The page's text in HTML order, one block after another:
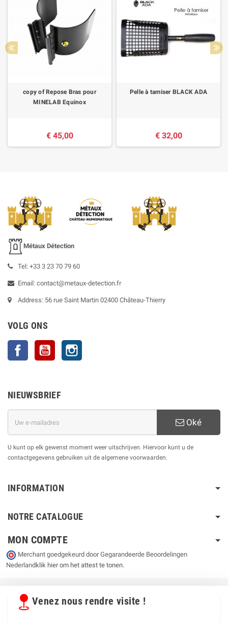
copy of Repose Bras pour
MINELAB Equinox
€ 45,00
Pelle à tamiser BLACK ADA
€ 32,00
Métaux Détection
Tel: +33 3 23 70 79 60
Email: contact@metaux-detection.fr
Address: 56 rue Saint Martin 02400 Château-Thierry
VOLG ONS
Facebook YouTube
NIEUWSBRIEF
Oké
U kunt op elk gewenst moment weer uitschrijven. Hiervoor kunt u de
contactgegevens gebruiken uit de algemene voorwaarden.
INFORMATION
NOTRE CATALOGUE
MON COMPTE
Merchant goedgekeurd door Gegarandeerde Beoordelingen
Nederlandklik hier om het attest te tonen.
Venez nous rendre visite !